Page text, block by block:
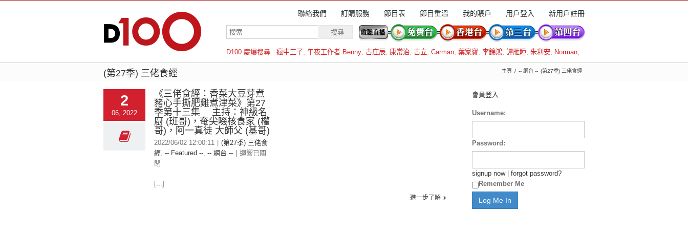
聯絡我們 訂購服務 節目表 節目重溫 我的賬戶 用戶登入 新用戶註冊
D100 慶爆搜尋 : 瘋中三子, 午夜工作者 Benny, 古庄辰, 康常治, 古立, Carman, 葉家寶, 李錦鴻, 譚雁瞳, 朱利安, Norman,
羅倫斯
(第27季) 三佬食經 主頁 -- 網台 -- (第27季) 三佬食經
2
06, 2022
《三佬食經：香菜大豆芽煮
豬心手撕肥雞煮津菜》第27
季第十三集 主持：神級名
廚 (班哥)，奄尖啜核食家 (權
哥)，阿一真徒 大師父 (基哥)
2022/06/02 12:00:11
(第27季) 三佬食
經, -- Featured --, -- 網台 --
迴響已關
閉
[...]
進一步了解
會員登入
Username:
Password:
signup now| forgot password?
Remember Me